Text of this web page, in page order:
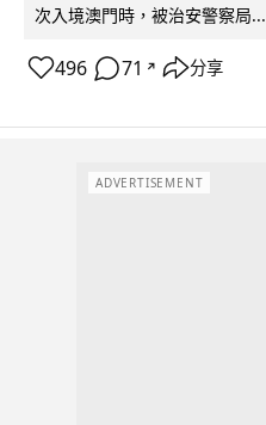
次入境澳門時，被治安警察局...
496 71 ↗ 分享
ADVERTISEMENT